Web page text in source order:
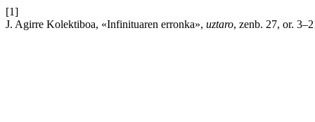
[1]
J. Agirre Kolektiboa, «Infinituaren erronka», uztaro, zenb. 27, or.